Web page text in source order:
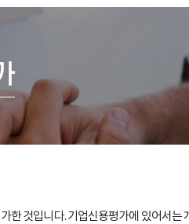
것입니다. 기업신용평가에 있어서는